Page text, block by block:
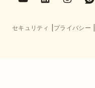
セキュリティ プライバシー